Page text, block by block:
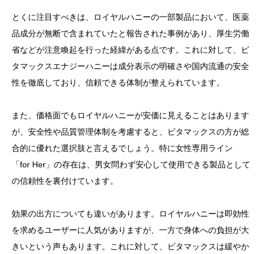
とくに注目すべきは、ロイヤルハニーの一部製品において、医薬
品成分が無断で含まれていたと報告された事例があり、厚生労働
省などが注意喚起を行った経緯がある点です。これに対して、ビ
タマックスエナジーハニーは成分表示の明確さや国内流通の安全
性を徹底しており、信頼できる体制が整えられています。
また、価格面でもロイヤルハニーが安価に見えることはあります
が、安全性や品質管理体制を考慮すると、ビタマックスの方が総
合的に優れた選択肢と言えるでしょう。特に女性専用ライン
「for Her」の存在は、男女問わず安心して使用できる製品として
の信頼性を裏付けています。
効果の出方についても違いがあります。ロイヤルハニーは即効性
を求めるユーザーに人気がありますが、一方で身体への負担が大
きいという声もあります。これに対して、ビタマックスは緩やか